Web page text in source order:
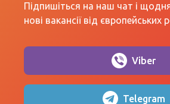
Підпишіться на наш чат і
нові вакансії від європейських
Viber
Telegram